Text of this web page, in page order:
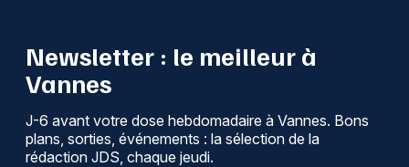
Newsletter : le meilleur à
Vannes
J-6 avant votre dose hebdomadaire à Vannes. Bons
plans, sorties, événements : la sélection de la
rédaction JDS, chaque jeudi.